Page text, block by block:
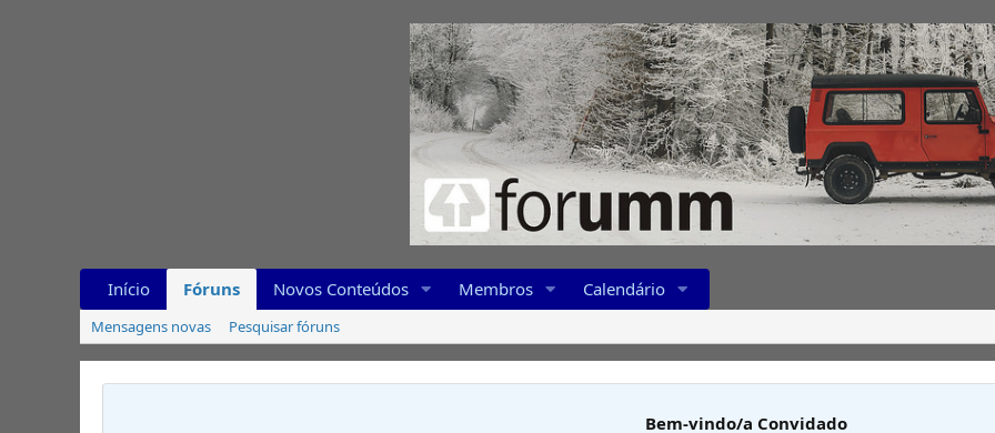
Início Fóruns Novos Conteúdos Membros Calendário
Mensagens novas Pesquisar fóruns
Bem-vindo/a Convidado